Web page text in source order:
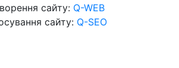
сайту: Q-WEB
сайту: Q-SEO